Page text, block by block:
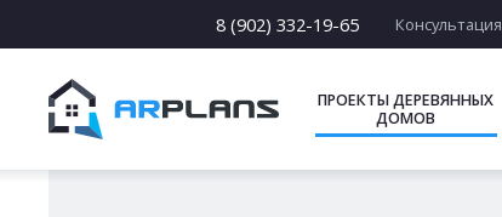
8 (902) 332-19-65 Консультация
ПРОЕКТЫ ДЕРЕВЯННЫХ
ДОМОВ
15 х [15-23]
16 х [16-20]
ПОДБОРКИ